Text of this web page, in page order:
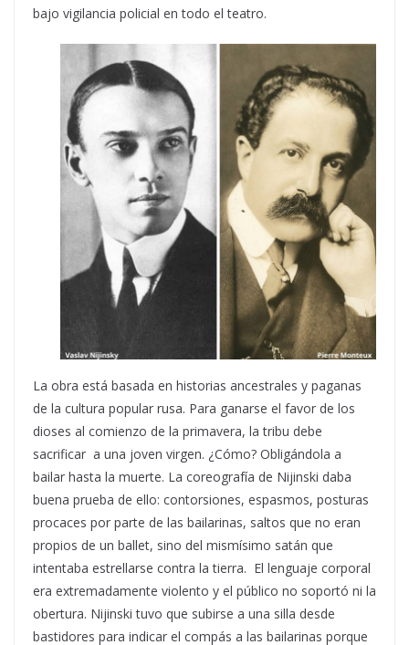
bajo vigilancia policial en todo el teatro.
La obra está basada en historias ancestrales y paganas
de la cultura popular rusa. Para ganarse el favor de los
dioses al comienzo de la primavera, la tribu debe
sacrificar a una joven virgen. ¿Cómo? Obligándola a
bailar hasta la muerte. La coreografía de Nijinski daba
buena prueba de ello: contorsiones, espasmos, posturas
procaces por parte de las bailarinas, saltos que no eran
propios de un ballet, sino del mismísimo satán que
intentaba estrellarse contra la tierra. El lenguaje corporal
era extremadamente violento y el público no soportó ni la
obertura. Nijinski tuvo que subirse a una silla desde
bastidores para indicar el compás a las bailarinas porque